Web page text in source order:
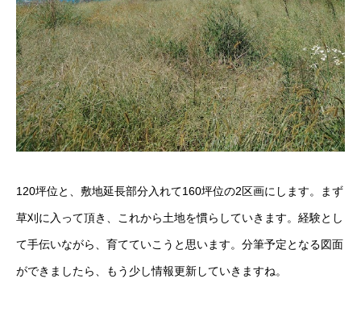
120坪位と、敷地延長部分入れて160坪位の2区画にします。まず
草刈に入って頂き、これから土地を慣らしていきます。経験とし
て手伝いながら、育てていこうと思います。分筆予定となる図面
ができましたら、もう少し情報更新していきますね。